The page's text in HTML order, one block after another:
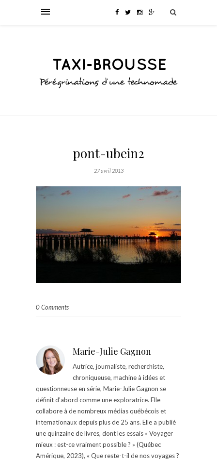
pont-ubein2
27 avril 2013
0 Comments
Marie-Julie Gagnon
Autrice, journaliste, recherchiste,
chroniqueuse, machine à idées et
questionneuse en série, Marie-Julie Gagnon se
définit d’abord comme une exploratrice. Elle
collabore à de nombreux médias québécois et
internationaux depuis plus de 25 ans. Elle a publié
une quinzaine de livres, dont les essais « Voyager
mieux : est-ce vraiment possible ? » (Québec
Amérique, 2023), « Que reste-t-il de nos voyages ?